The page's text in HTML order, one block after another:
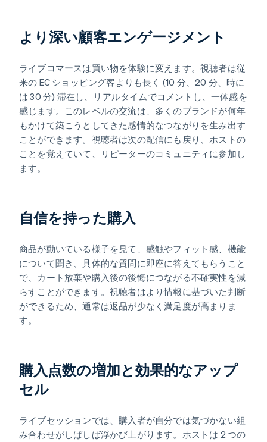
より深い顧客エンゲージメント
ライブコマースは買い物を体験に変えます。視聴者は従
来の EC ショッピング客よりも長く (10 分、20 分、時に
は 30 分) 滞在し、リアルタイムでコメントし、一体感を
感じます。このレベルの交流は、多くのブランドが何年
もかけて築こうとしてきた感情的なつながりを生み出す
ことができます。視聴者は次の配信にも戻り、ホストの
ことを覚えていて、リピーターのコミュニティに参加し
ます。
自信を持った購入
商品が動いている様子を見て、感触やフィット感、機能
について聞き、具体的な質問に即座に答えてもらうこと
で、カート放棄や購入後の後悔につながる不確実性を減
らすことができます。視聴者はより情報に基づいた判断
ができるため、通常は返品が少なく満足度が高まりま
す。
購入点数の増加と効果的なアップ
セル
ライブセッションでは、購入者が自分では気づかない組
み合わせがしばしば浮かび上がります。ホストは 2 つの